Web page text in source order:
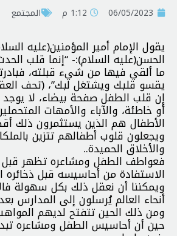
06/05/2023 1:12 م المجتمع
يقول الإمام أمير المؤمنين(عليه
الحسن(عليه السلام):- “إنما قلب
ما ألقي فيها من شيء قبلته،
يقسو قلبك ويشتغل لبك”، (تحف
إن قلب الطفل صفحة بيضاء، لا
أو خاطئة، والآباء والأمهات
الأطفال هم الذين يستثمرون ذلك
ويجعلون قلوب أطفالهم تتزين
والأخلاق الحميدة..
فعواطف الطفل ومشاعره تظهر
الاستفادة من أحاسيسه قبل ذخائره
ويمكننا أن نعقل ذلك بكل سهولة
أنحاء العالم يُرسلون إلى المدارس
ومن ذلك الحين تتفتح لديهم
حين أن أحاسيس الطفل ومشاعره